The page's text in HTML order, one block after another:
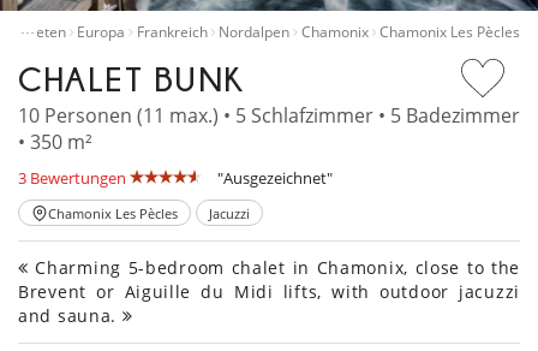
…
mieten Europa Frankreich Nordalpen Chamonix Chamonix Les Pècles
CHALET BUNK
10 Personen (11 max.) • 5 Schlafzimmer • 5 Badezimmer
• 350 m²
3 Bewertungen "Ausgezeichnet"
Chamonix Les Pècles Jacuzzi
Charming 5-bedroom chalet in Chamonix, close to the
Brevent or Aiguille du Midi lifts, with outdoor jacuzzi
and sauna.